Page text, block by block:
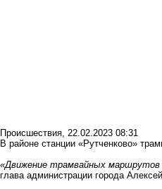
Происшествия 22.02.2023 08:31
В районе станции «Рутченково»
«Движение трамвайных
глава администрации города